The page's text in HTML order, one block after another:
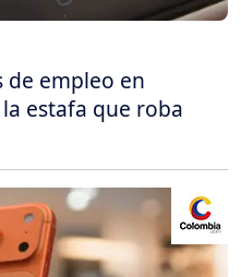
de empleo en
estafa que roba